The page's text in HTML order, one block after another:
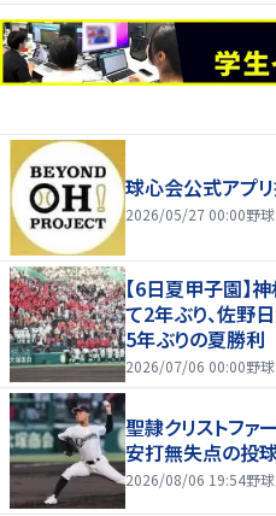
球心会公式アプリ
2026/05/27 00:00野球
【6日夏甲子園】
て2年ぶり、佐野
5年ぶりの夏勝利
2026/07/06 00:00野球
聖隷クリストファ
安打無失点の投
2026/08/06 19:54野球